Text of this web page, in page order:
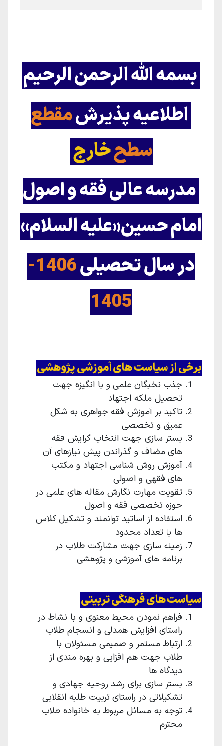
بسمه الله الرحمن الرحیم
اطلاعیه پذیرشمقطع
سطحخارج
مدرسه عالی فقه و اصول
امام حسین«علیه السلام»
در سال تحصیلی
1406-
1405
برخی از سیاست های آموزشی پژوهشی
جذب نخبگان علمی و با انگیزه جهت
تحصیل ملکه اجتهاد
تاکید بر آموزش فقه جواهری به شکل
عمیق و تخصصی
بستر سازی جهت انتخاب گرایش فقه
های مضاف و گذراندن پیش نیازهای آن
آموزش روش شناسی اجتهاد و مکتب
های فقهی و اصولی
تقویت مهارت نگارش مقاله های علمی در
حوزه تخصصی فقه و اصول
استفاده از اساتید توانمند و تشکیل کلاس
ها با تعداد محدود
زمینه سازی جهت مشارکت طلاب در
برنامه های آموزشی و پژوهشی
سیاست های فرهنگی تربیتی
فراهم نمودن محیط معنوی و با نشاط در
راستای افزایش همدلی و انسجام طلاب
ارتباط مستمر و صمیمی مسئولان با
طلاب جهت هم افزایی و بهره مندی از
دیدگاه ها
بستر سازی برای رشد روحیه جهادی و
تشکیلاتی در راستای تربیت طلبه انقلابی
توجه به مسائل مربوط به خانواده طلاب
محترم